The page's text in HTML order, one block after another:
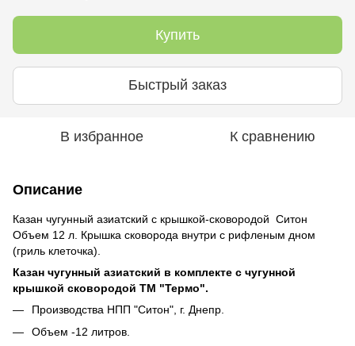
Купить
Быстрый заказ
В избранное К сравнению
Описание
Казан чугунный азиатский с крышкой-сковородой Ситон
Объем 12 л. Крышка сковорода внутри с рифленым дном
(гриль клеточка).
Казан чугунный азиатский в комплекте с чугунной
крышкой сковородой ТМ "Термо".
Производства НПП "Ситон", г. Днепр.
Объем -12 литров.